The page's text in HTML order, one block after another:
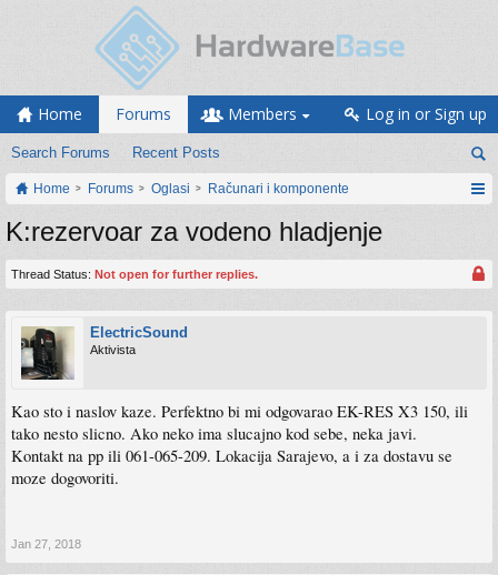
Home Forums
Search Forums Recent Posts
Members Log in or Sign up
Home Forums Oglasi Računari i komponente
K:rezervoar za vodeno hladjenje
Thread Status: Not open for further replies.
ElectricSound
Aktivista
Kao sto i naslov kaze. Perfektno bi mi odgovarao EK-RES X3 150, ili
tako nesto slicno. Ako neko ima slucajno kod sebe, neka javi.
Kontakt na pp ili 061-065-209. Lokacija Sarajevo, a i za dostavu se
moze dogovoriti.
Jan 27, 2018